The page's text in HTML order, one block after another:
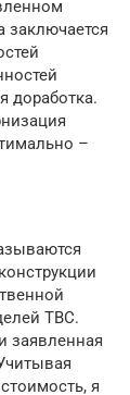
заключается
доработка.
–
ТВС.
заявленная
я